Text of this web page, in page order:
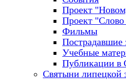
Проект
Проект
Фильмы
Пострадавшие
Учебные
Публикации
Святыни липецкой